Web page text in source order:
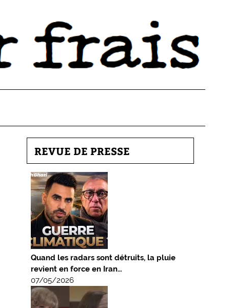
REVUE DE PRESSE
Quand les radars sont détruits, la pluie
revient en force en Iran…
07/05/2026